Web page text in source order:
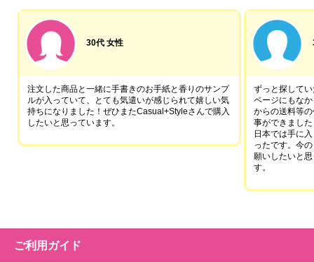
30代 女性
注文した商品と一緒に手書きのお手紙と香りのサンプ
ルが入っていて、とても気遣いが感じられて嬉しい気
持ちになりました！ぜひまたCasual+Styleさんで購入
したいと思っています。
ずっと探して
ページにもな
からの送料等
事ができました
日本では手に
ったです。今
願いしたいと
す。
ご利用ガイド